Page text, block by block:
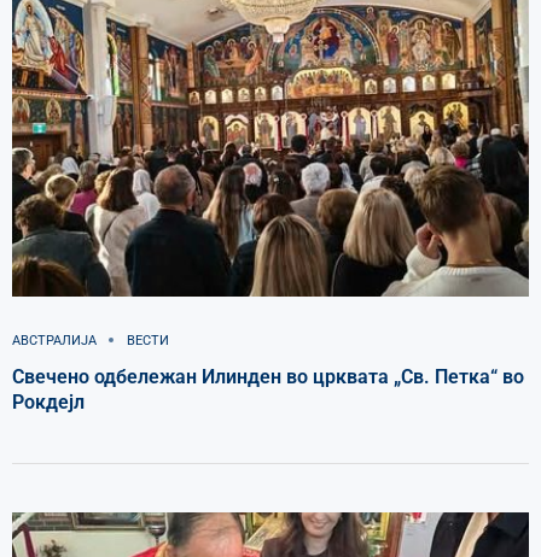
АВСТРАЛИЈА ВЕСТИ
Свечено одбележан Илинден во црквата „Св. Петка“ во
Рокдејл